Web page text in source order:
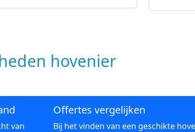
hovenier
van
Offertes vergelijken
Bij het vinden van een geschikte